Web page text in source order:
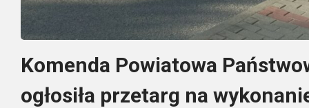
Komenda Powiatowa
ogłosiła przetarg na